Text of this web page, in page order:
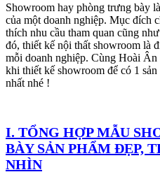
Showroom hay phòng trưng bày
của một doanh nghiệp. Mục đích
thích nhu cầu tham quan cũng
đó, thiết kế nội thất showroom là
mỗi doanh nghiệp. Cùng Hoài
khi thiết kế showroom để có 1
nhất nhé !
I. TỔNG HỢP MẪU
BÀY SẢN PHẨM ĐẸP,
NHÌN